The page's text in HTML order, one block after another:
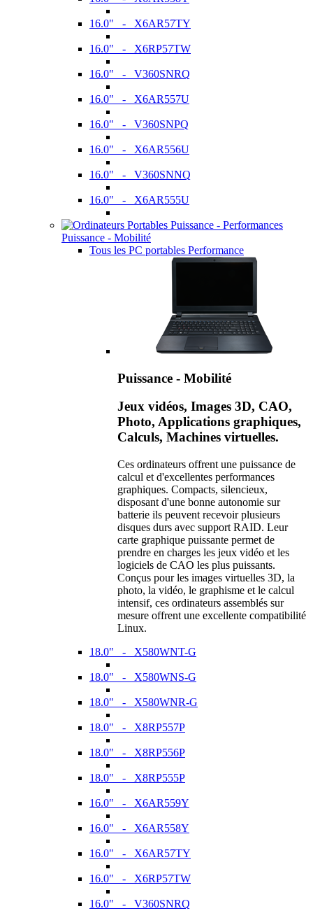
16.0" - X6AR57TY
16.0" - X6RP57TW
16.0" - V360SNRQ
16.0" - X6AR557U
16.0" - V360SNPQ
16.0" - X6AR556U
16.0" - V360SNNQ
16.0" - X6AR555U
Puissance - Mobilité
Tous les PC portables Performance
Puissance - Mobilité
Jeux vidéos, Images 3D, CAO,
Photo, Applications graphiques,
Calculs, Machines virtuelles.
Ces ordinateurs offrent une puissance de
calcul et d'excellentes performances
graphiques. Compacts, silencieux,
disposant d'une bonne autonomie sur
batterie ils peuvent recevoir plusieurs
disques durs avec support RAID. Leur
carte graphique puissante permet de
prendre en charges les jeux vidéo et les
logiciels de CAO les plus puissants.
Conçus pour les images virtuelles 3D, la
photo, la vidéo, le graphisme et le calcul
intensif, ces ordinateurs assemblés sur
mesure offrent une excellente compatibilité
Linux.
18.0" - X580WNT-G
18.0" - X580WNS-G
18.0" - X580WNR-G
18.0" - X8RP557P
18.0" - X8RP556P
18.0" - X8RP555P
16.0" - X6AR559Y
16.0" - X6AR558Y
16.0" - X6AR57TY
16.0" - X6RP57TW
16.0" - V360SNRQ